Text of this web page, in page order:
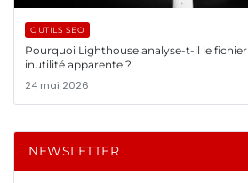
OUTILS SEO
Pourquoi Lighthouse analyse-t-il le
inutilité apparente ?
24 mai 2026
NEWSLETTER